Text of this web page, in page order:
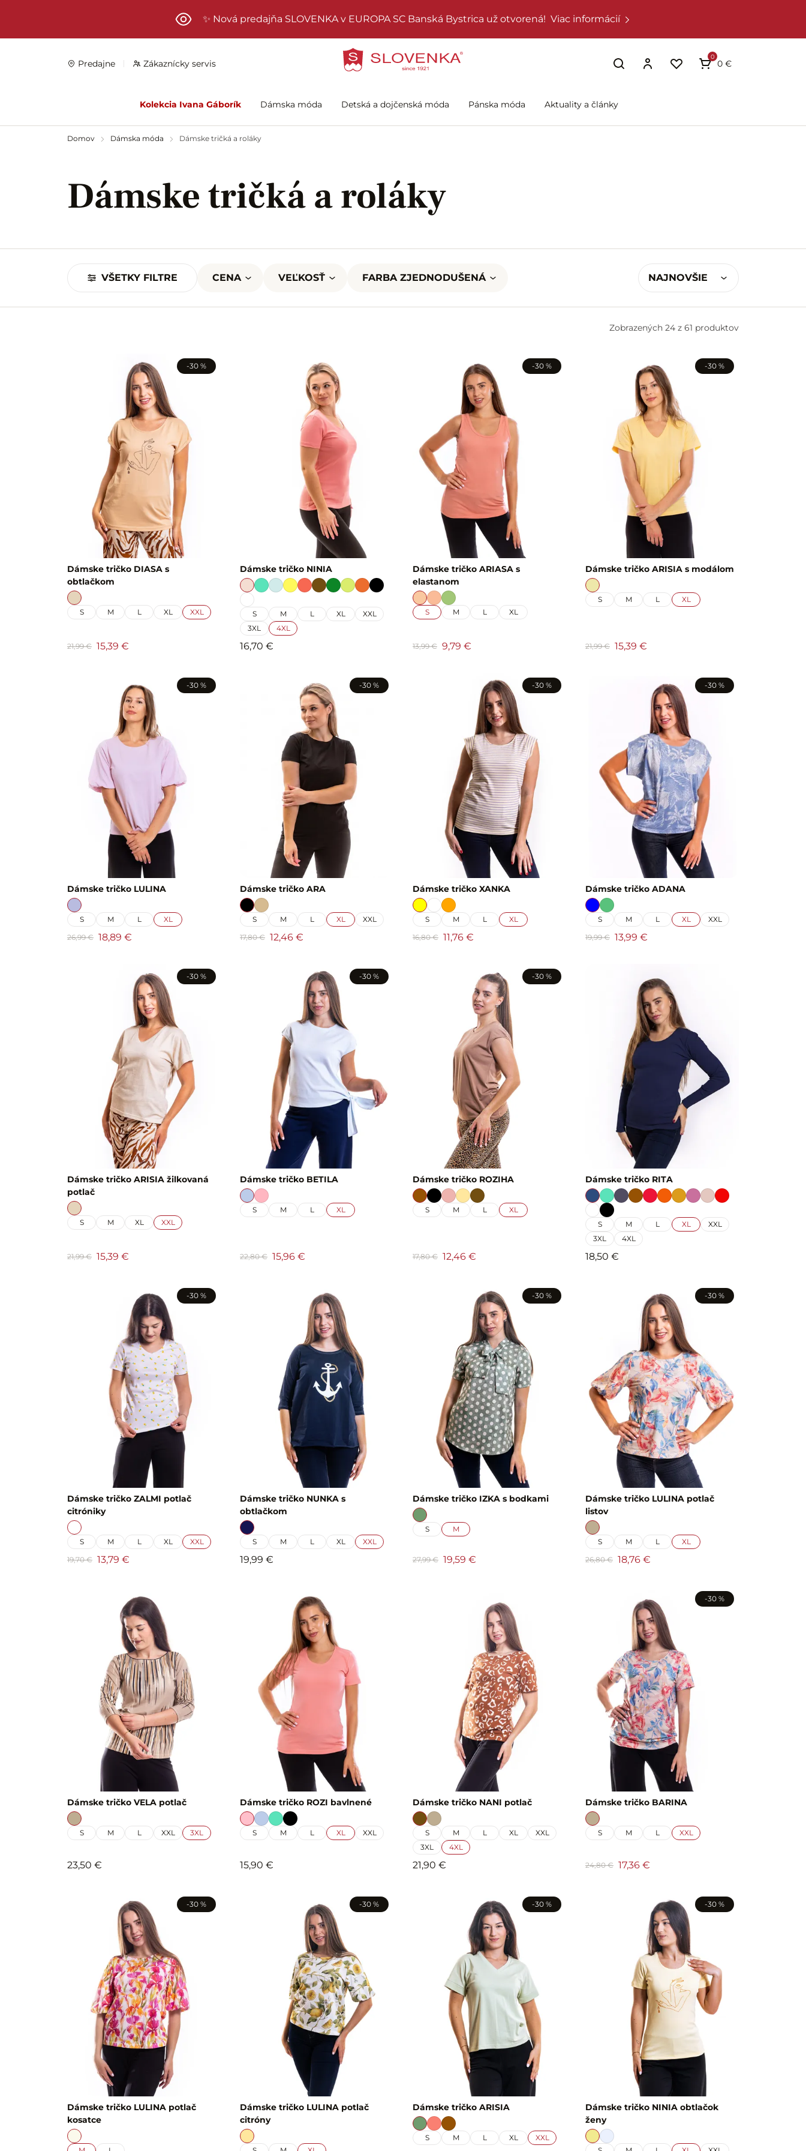
✨ Nová predajňa SLOVENKA v EUROPA SC Banská Bystrica už otvorená! Viac informácií
Predajne Zákaznícky servis
0
0 €
Kolekcia Ivana Gáborík Dámska móda Detská a dojčenská móda Pánska móda Aktuality a články
Domov Dámska móda Dámske tričká a roláky
Dámske tričká a roláky
VŠETKY FILTRE CENA VEĽKOSŤ FARBA ZJEDNODUŠENÁ NAJNOVŠIE
Zobrazených 24 z 61 produktov
-30 %
Dámske tričko DIASA s
obtlačkom
S M L XL XXL
21,99 € 15,39 €
Dámske tričko NINIA
S M L XL
XXL
3XL
4XL
16,70 €
-30 %
Dámske tričko ARIASA s
elastanom
S M L XL
13,99 € 9,79 €
-30 %
Dámske tričko ARISIA s modálom
S M L XL
21,99 € 15,39 €
-30 %
Dámske tričko LULINA
S M L
XL
26,99 € 18,89 €
-30 %
Dámske tričko ARA
S M L XL
XXL
17,80 € 12,46 €
-30 %
Dámske tričko XANKA
S M L
XL
16,80 € 11,76 €
-30 %
Dámske tričko ADANA
S M L XL
XXL
19,99 € 13,99 €
-30 %
Dámske tričko ARISIA žilkovaná
potlač
S M XL XXL
21,99 € 15,39 €
-30 %
Dámske tričko BETILA
S M L XL
22,80 € 15,96 €
-30 %
Dámske tričko ROZIHA
S M L XL
17,80 € 12,46 €
Dámske tričko RITA
S M L XL
XXL
3XL
4XL
18,50 €
-30 %
Dámske tričko ZALMI potlač
citróniky
S M L XL
XXL
19,70 € 13,79 €
Dámske tričko NUNKA s
obtlačkom
S M L XL XXL
19,99 €
-30 %
Dámske tričko IZKA s bodkami
S M
27,99 € 19,59 €
-30 %
Dámske tričko LULINA potlač
listov
S M L
XL
26,80 € 18,76 €
Dámske tričko VELA potlač
S M L XXL 3XL
23,50 €
Dámske tričko ROZI bavlnené
S M L XL XXL
15,90 €
Dámske tričko NANI potlač
S M L XL
XXL
3XL
4XL
21,90 €
-30 %
Dámske tričko BARINA
S M L XXL
24,80 € 17,36 €
-30 %
Dámske tričko LULINA potlač
kosatce
-30 %
Dámske tričko LULINA potlač
citróny
-30 %
Dámske tričko ARISIA
S M L XL XXL
-30 %
Dámske tričko NINIA obtlačok
ženy